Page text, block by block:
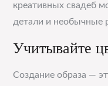
креативных свадеб
детали и необычные
Учитывайте
Создание образа —